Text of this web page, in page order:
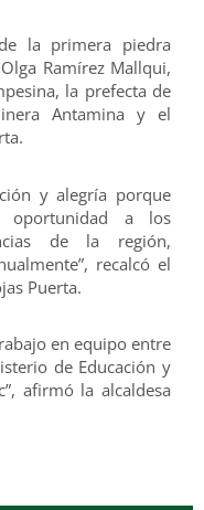
la primera piedra
Ramírez Mallqui,
la prefecta de
Antamina y el
y alegría porque
oportunidad a los
de la región,
recalcó el
Puerta.
en equipo entre
de Educación y
afirmó la alcaldesa